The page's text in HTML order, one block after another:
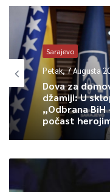
Sarajevo
Petak, 7 Augusta
Dova za
džamiji: U
„Odbrana BiH
počast